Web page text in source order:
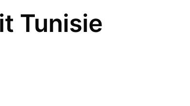
Tunisie